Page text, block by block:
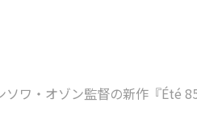
ワ・オゾン監督の新作『Été 85